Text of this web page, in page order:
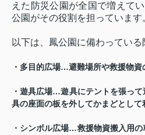
えた防災公園が全国で増えて
公園がその役割を担っています
以下は、鳳公園に備わっている
・多目的広場…避難場所や救援物
・遊具広場…遊具にテントを張っ
具の座面の板を外してかまどとして
・シンボル広場…救援物資搬入用